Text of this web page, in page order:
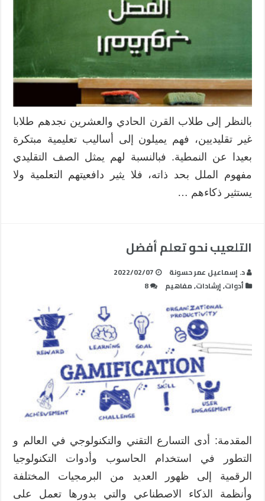
تحدياته
بالنظر إلى طلاب القرن الحادي والعشرين نجدهم طلابا
غير تقليديين، فهم يميلون إلى أساليب تعليمية مبتكرة
بعيدا عن النمطية. فبالنسبة لهم يمثل الصف التقليدي
مفهوم الملل بحد ذاته، فلا يثير دافعيتهم التعلمية ولا
يستثير ذكاءهم …
التلعيب نحو تعلم أفضل
د. إسماعيل عمر حسونة
2022/02/07
أدوات,إرشادات,مفاهيم 8
المقدمة: أدى التسارع التقني والتكنولوجي في العالم و
التطور في استخدام الحاسوب وأدوات التكنولوجيا
الرقمية إلى ظهور العديد من البرمجيات المختلفة
وأنظمة الذكاء الاصطناعي والتي بدورها تعمل على